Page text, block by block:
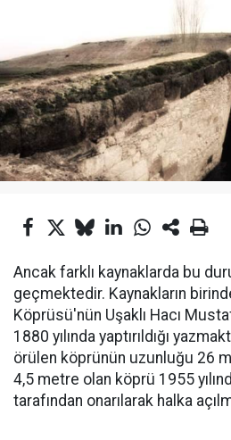
Ancak farklı kaynaklarda bu
geçmektedir. Kaynakların
Köprüsü'nün Uşaklı Hacı
1880 yılında yaptırıldığı
örülen köprünün uzunluğu 26
4,5 metre olan köprü 1955
tarafından onarılarak halka